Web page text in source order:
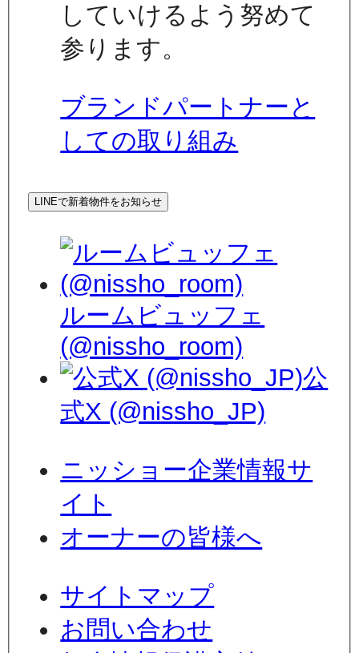
していけるよう努めて
参ります。
ブランドパートナーと
しての取り組み
LINEで新着物件をお知らせ
ルームビュッフェ
(@nissho_room)
公
式X (@nissho_JP)
ニッショー企業情報サ
イト
オーナーの皆様へ
サイトマップ
お問い合わせ